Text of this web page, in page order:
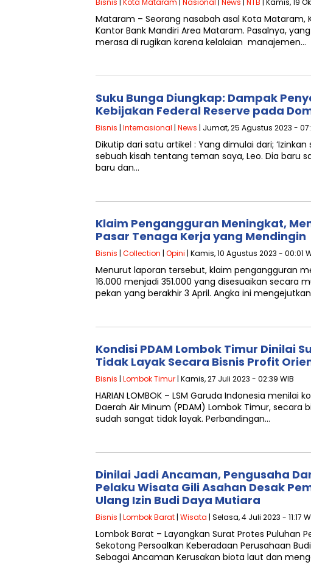
Bisnis | Kota Mataram | Nasional | News | NTB | Kamis, 19
Mataram – Seorang nasabah asal Kota Mataram,
Kantor Bank Mandiri Area Mataram. Pasalnya,
merasa di rugikan karena kelalaian manajemen…
Suku Bunga Diungkap: Dampak
Kebijakan Federal Reserve pada
Bisnis | Internasional | News | Jumat, 25 Agustus 2023 -
Dikutip dari satu artikel : Yang dimulai dari;
sebuah kisah tentang teman saya, Leo. Dia baru
baru dan…
Klaim Pengangguran Meningkat,
Pasar Tenaga Kerja yang Mendingin
Bisnis | Collection | Opini | Kamis, 10 Agustus 2023 - 00:01
Menurut laporan tersebut, klaim pengangguran
16.000 menjadi 351.000 yang disesuaikan secara
pekan yang berakhir 3 April. Angka ini
Kondisi PDAM Lombok Timur Dinilai
Tidak Layak Secara Bisnis Profit
Bisnis | Lombok Timur | Kamis, 27 Juli 2023 - 02:39 WIB
HARIAN LOMBOK – LSM Garuda Indonesia menilai
Daerah Air Minum (PDAM) Lombok Timur, secara
sudah sangat tidak layak. Perbandingan…
Dinilai Jadi Ancaman, Pengusaha
Pelaku Wisata Gili Asahan Desak
Ulang Izin Budi Daya Mutiara
Bisnis | Lombok Barat | Wisata | Selasa, 4 Juli 2023 - 11:17
Lombok Barat – Layangkan Surat Protes Puluhan
Sekotong Persoalkan Keberadaan Perusahaan
Sebagai Ancaman Kerusakan biota laut dan